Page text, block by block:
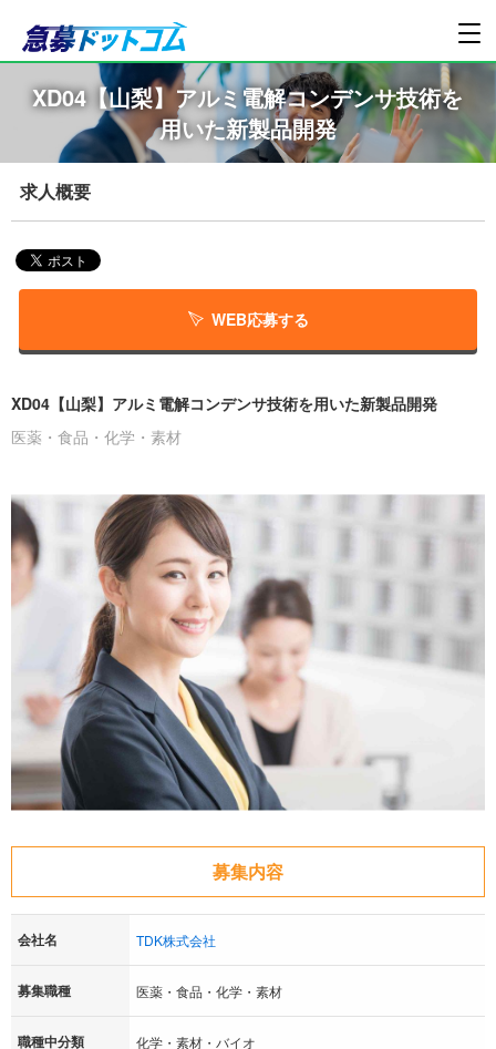
XD04【山梨】アルミ電解コンデンサ技術を
用いた新製品開発
求人概要
WEB応募する
XD04【山梨】アルミ電解コンデンサ技術を用いた新製品開発
医薬・食品・化学・素材
募集内容
会社名 TDK株式会社
募集職種 医薬・食品・化学・素材
職種中分類 化学・素材・バイオ